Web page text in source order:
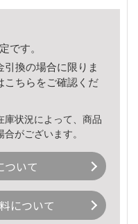
です。
換の場合に限りま
こちら をご確認くだ
状況によって、商品
がございます。
ついて
について